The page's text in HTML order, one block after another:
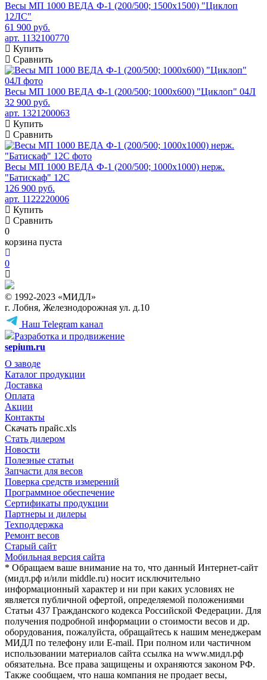
Весы МП 1000 ВЕДА Ф-1 (200/500; 1500х1500) "Циклоп
12ЛС"
61 900 руб.
арт. 1132100770
Купить
Сравнить
Весы МП 1000 ВЕДА Ф-1 (200/500; 1000х600) "Циклоп" 04Л
32 900 руб.
арт. 1321200063
Купить
Сравнить
Весы МП 1000 ВЕДА Ф-1 (200/500; 1000х1000) нерж.
"Батискаф" 12С
126 900 руб.
арт. 1122220006
Купить
Сравнить
0
корзина пуста
0
© 1992-2023 «МИДЛ»
г. Лобня, Железнодорожная ул. д.10
Наш Telegram канал
Разработка и продвижение
sepium.ru
О заводе
Каталог продукции
Доставка
Оплата
Акции
Контакты
Скачать прайс.xls
Стать дилером
Новости
Полезные статьи
Запчасти для весов
Поверка средств измерений
Программное обеспечение
Сертификаты продукции
Партнеры и дилеры
Техподдержка
Ремонт весов
Старый сайт
Мобильная версия сайта
* Обращаем ваше внимание на то, что данный Интернет-сайт
(мидл.рф и/или middle.ru) носит исключительно
информационный характер и ни при каких условиях не
является публичной офертой, определяемой положениями
Статьи 437 Гражданского кодекса Российской Федерации. Для
получения подробной информации о стоимости весов и др.
оборудования, пожалуйста, обращайтесь к нашим менеджерам
МИДЛ по телефону или E-mail. При полном или частичном
использовании материалов сайта ссылка на www.мидл.рф
обязательна. Все права защищены и охраняются законом РФ.
Также сообщаем, что наша компания не продает весы,